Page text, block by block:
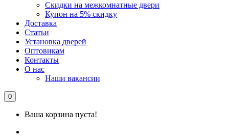
Скидки на межкомнатные двери
Купон на 5% скидку
Доставка
Статьи
Установка дверей
Оптовикам
Контакты
О нас
Наши вакансии
0
Ваша корзина пуста!